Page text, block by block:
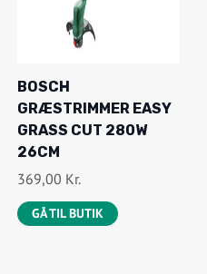
BOSCH
GRÆSTRIMMER EASY
GRASS CUT 280W
26CM
369,00 Kr.
GÅ TIL BUTIK